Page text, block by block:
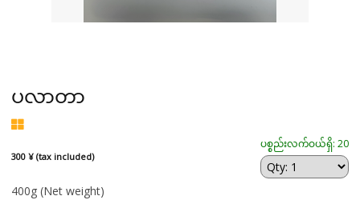
ပလာတာ
300 ¥ (tax included)
ပစ္စည်းလက်ဝယ်ရှိ: 20
400g (Net weight)